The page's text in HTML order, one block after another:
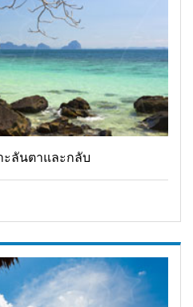
ะลันตาและกลับ